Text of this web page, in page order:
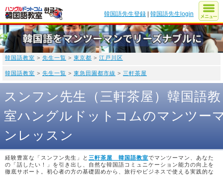
韓国語先生登録 |韓国語先生login
韓国語教室 > 先生一覧 > 東京都 > 江戸川区
韓国語教室 > 先生一覧 > 東急田園都市線 > 三軒茶屋
スンフン先生（三軒茶屋）韓国語教
室ハングルドットコムのマンツー
ンレッスン
経験豊富な「スンフン先生」と 三軒茶屋 韓国語教室でマンツーマン、あなた
の「話したい！」を引き出し、自然な韓国語コミュニケーション能力の向上を
徹底サポート。初心者の方の基礎固めから、旅行やビジネスで使える実践的な